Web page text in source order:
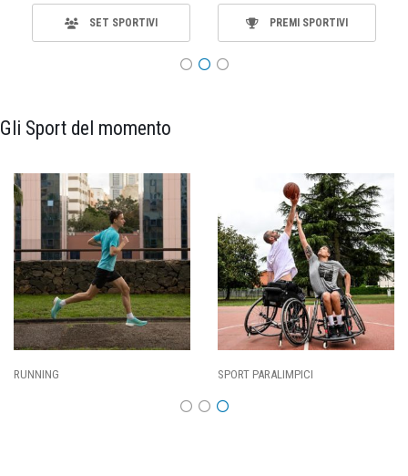
SET SPORTIVI PREMI SPORTIVI
Gli Sport del momento
SPORT PARALIMPICI